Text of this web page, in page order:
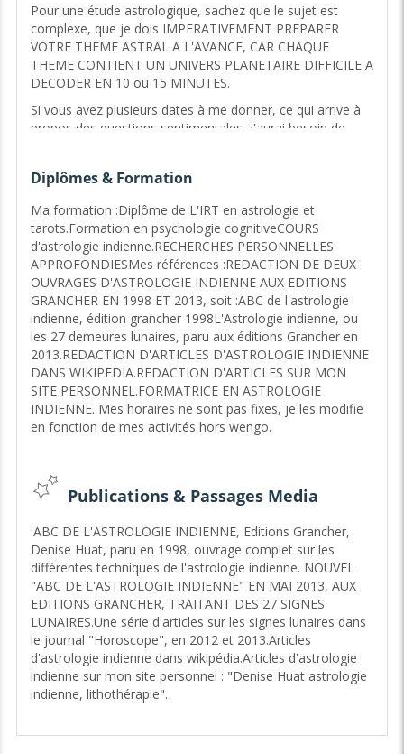
Pour une étude astrologique, sachez que le sujet est
complexe, que je dois IMPERATIVEMENT PREPARER
VOTRE THEME ASTRAL A L'AVANCE, CAR CHAQUE
THEME CONTIENT UN UNIVERS PLANETAIRE DIFFICILE A
DECODER EN 10 ou 15 MINUTES.
Si vous avez plusieurs dates à me donner, ce qui arrive à
propos des questions sentimentales, j'aurai besoin de
"LES DATES, HEURES ET LIEUX DE NAISSANCES", QUI
SONT INDISPENSABLES POUR TOUTE PREVISION, sans
cela, je ne peux faire une comparaison de thème fiable. Si
vous ne les avez pas, la comparaison sera tronquée, et les
prévisions risquent d'être faussées. Je vous demande d'en
tenir compte avant de ma consulter !
L'adage veut que les ASTRES INCLINENT MAIS NE
DETERMINENT PAS VOTRE DESTINEE. LES PLANETES
INDIQUENT DES TENDANCES, ELLES SONT PORTEUSES
DE PROBABILITES.
L'astrologie permet souvent de cerner avec précision les
évènements et de les dater. Ceci n'est pas systématique,
car en raison de la rétrogradation des planètes lentes, les
périodes de datation sont parfois beaucoup plus "larges".
fiable que la voyance pure en ce qui concerne la captation
du "temps".
Lorsqu'un thème astral ne me "parle" pas, je ne peux vous
répondre.
JE NE CONSULTE PAS PAR Chat, car le contact humain au
travers de la voix est UN OUTIL INDISPENSABLE, et je
considère que le Chat reste très peu ADAPTE aux
consultations d'astrologie, de voyance ou de tarologie.
D'ailleurs, savez vous qui est derrière un Chat ?????
Quisuis-je ?
Née dans une famille d'astrologues,je me suis passionnée
les tarots depuis plus de 25 ans.
Diplômes & Formation
Ma formation :Diplôme de L'IRT en astrologie et
tarots.Formation en psychologie cognitiveCOURS
d'astrologie indienne.RECHERCHES PERSONNELLES
APPROFONDIESMes références :REDACTION DE DEUX
OUVRAGES D'ASTROLOGIE INDIENNE AUX EDITIONS
GRANCHER EN 1998 ET 2013, soit :ABC de l'astrologie
indienne, édition grancher 1998L'Astrologie indienne, ou
les 27 demeures lunaires, paru aux éditions Grancher en
2013.REDACTION D'ARTICLES D'ASTROLOGIE INDIENNE
DANS WIKIPEDIA.REDACTION D'ARTICLES SUR MON
SITE PERSONNEL.FORMATRICE EN ASTROLOGIE
INDIENNE. Mes horaires ne sont pas fixes, je les modifie
en fonction de mes activités hors wengo.
Publications & Passages Media
:ABC DE L'ASTROLOGIE INDIENNE, Editions Grancher,
Denise Huat, paru en 1998, ouvrage complet sur les
différentes techniques de l'astrologie indienne. NOUVEL
"ABC DE L'ASTROLOGIE INDIENNE" EN MAI 2013, AUX
EDITIONS GRANCHER, TRAITANT DES 27 SIGNES
LUNAIRES.Une série d'articles sur les signes lunaires dans
le journal "Horoscope", en 2012 et 2013.Articles
d'astrologie indienne dans wikipédia.Articles d'astrologie
indienne sur mon site personnel : "Denise Huat astrologie
indienne, lithothérapie".